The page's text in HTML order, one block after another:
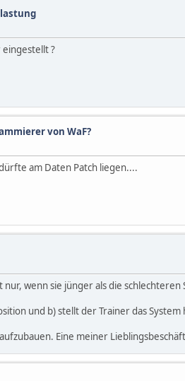
?
von WaF?
am Daten Patch liegen....
wenn sie jünger als die
und b) stellt der Trainer das
Eine meiner